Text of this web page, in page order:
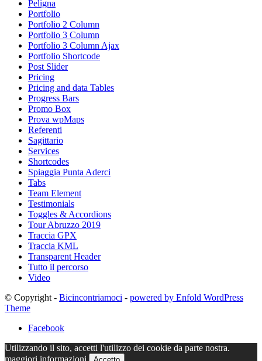
Peligna
Portfolio
Portfolio 2 Column
Portfolio 3 Column
Portfolio 3 Column Ajax
Portfolio Shortcode
Post Slider
Pricing
Pricing and data Tables
Progress Bars
Promo Box
Prova wpMaps
Referenti
Sagittario
Services
Shortcodes
Spiaggia Punta Aderci
Tabs
Team Element
Testimonials
Toggles & Accordions
Tour Abruzzo 2019
Traccia GPX
Traccia KML
Transparent Header
Tutto il percorso
Video
© Copyright - Bicincontriamoci - powered by Enfold WordPress
Theme
Facebook
Utilizzando il sito, accetti l'utilizzo dei cookie da parte nostra.
maggiori informazioni